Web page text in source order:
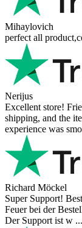
Mihaylovich
perfect all
Nerijus
Excellent store!
shipping, and the
experience was
Richard Möckel
Super Support!
Feuer bei der
Der Support ist w ...